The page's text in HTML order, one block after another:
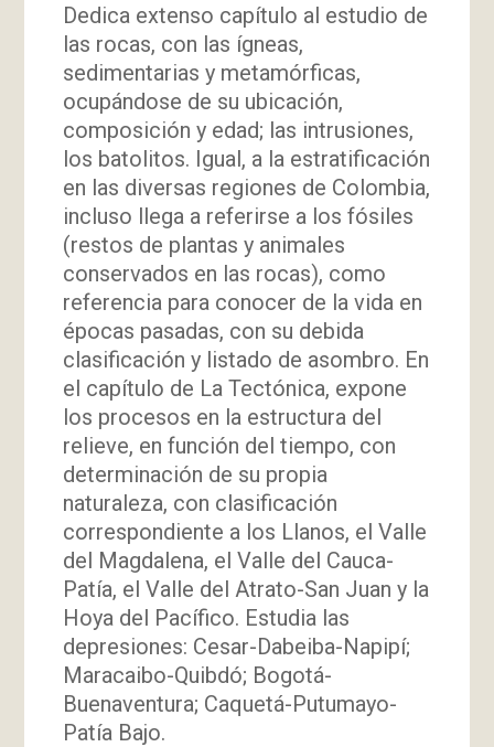
Dedica extenso capítulo al estudio de
las rocas, con las ígneas,
sedimentarias y metamórficas,
ocupándose de su ubicación,
composición y edad; las intrusiones,
los batolitos. Igual, a la estratificación
en las diversas regiones de Colombia,
incluso llega a referirse a los fósiles
(restos de plantas y animales
conservados en las rocas), como
referencia para conocer de la vida en
épocas pasadas, con su debida
clasificación y listado de asombro. En
el capítulo de La Tectónica, expone
los procesos en la estructura del
relieve, en función del tiempo, con
determinación de su propia
naturaleza, con clasificación
correspondiente a los Llanos, el Valle
del Magdalena, el Valle del Cauca-
Patía, el Valle del Atrato-San Juan y la
Hoya del Pacífico. Estudia las
depresiones: Cesar-Dabeiba-Napipí;
Maracaibo-Quibdó; Bogotá-
Buenaventura; Caquetá-Putumayo-
Patía Bajo.